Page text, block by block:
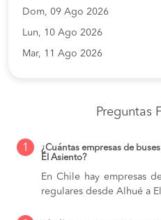
Dom, 09 Ago 2026
Lun, 10 Ago 2026
Mar, 11 Ago 2026
Preguntas
1
¿Cuántas empresas de
El Asiento?
En Chile hay empresas
regulares desde Alhué a